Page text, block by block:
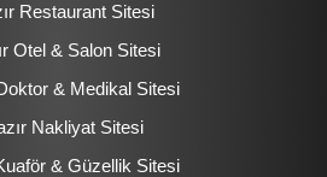
Restaurant Sitesi
Otel & Salon Sitesi
& Medikal Sitesi
Nakliyat Sitesi
& Güzellik Sitesi